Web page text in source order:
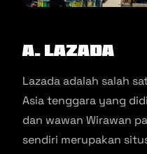
A. Lazada
Lazada adalah salah
Asia tenggara yang
dan wawan Wirawan
sendiri merupakan